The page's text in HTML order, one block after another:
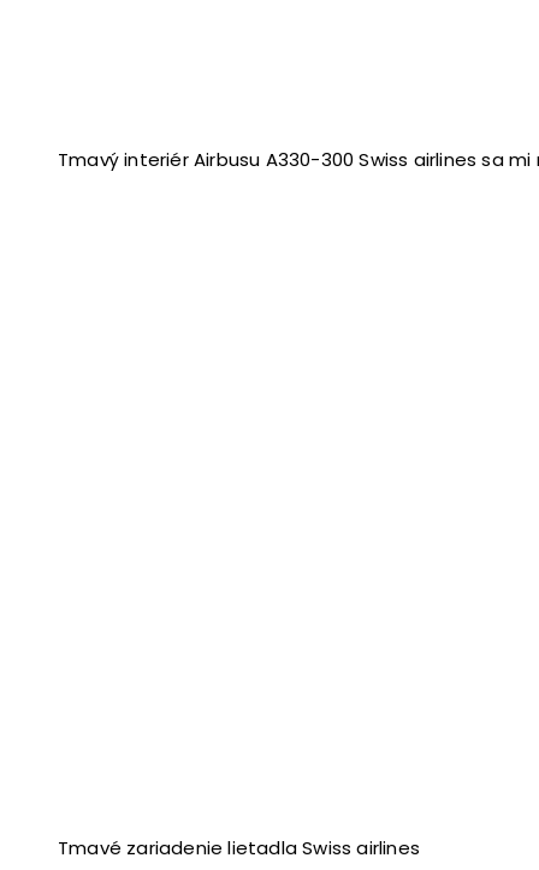
Tmavý interiér Airbusu A330-300 Swiss airlines sa
Tmavé zariadenie lietadla Swiss airlines